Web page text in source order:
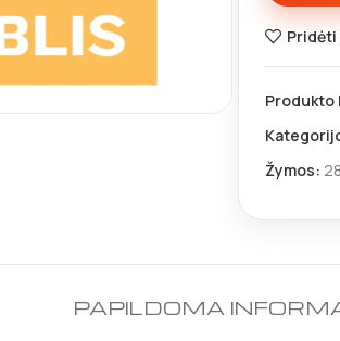
Pridėti
Produkto
Žymos: 28
PAPILDOMA